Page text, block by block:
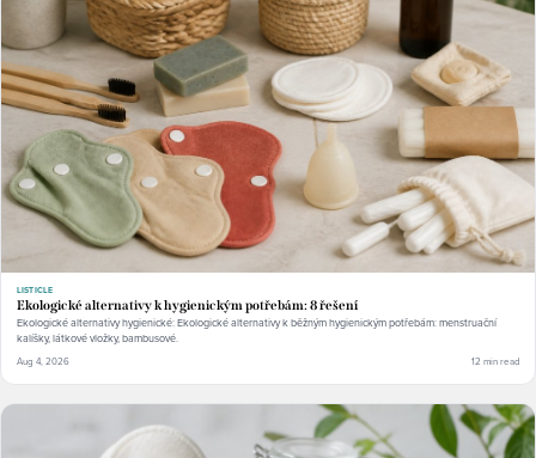
LISTICLE
Ekologické alternativy k hygienickým potřebám: 8 řešení
Ekologické alternativy hygienické: Ekologické alternativy k běžným hygienickým potřebám: menstruační
kalíšky, látkové vložky, bambusové.
Aug 4, 2026 12 min read